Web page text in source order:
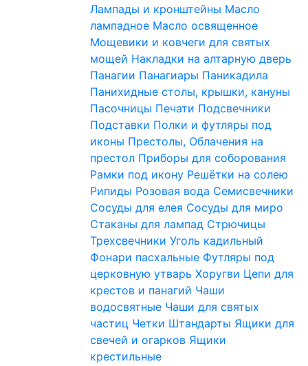
Лампады и кронштейны Масло
лампадное Масло освященное
Мощевики и ковчеги для святых
мощей Накладки на алтарную дверь
Панагии Панагиары Паникадила
Панихидные столы, крышки, кануны
Пасочницы Печати Подсвечники
Подставки Полки и футляры под
иконы Престолы, Облачения на
престол Приборы для соборования
Рамки под икону Решётки на солею
Рипиды Розовая вода Семисвечники
Сосуды для елея Сосуды для миро
Стаканы для лампад Стрючицы
Трехсвечники Уголь кадильный
Фонари пасхальные Футляры под
церковную утварь Хоругви Цепи для
крестов и панагий Чаши
водосвятные Чаши для святых
частиц Четки Штандарты Ящики для
свечей и огарков Ящики
крестильные